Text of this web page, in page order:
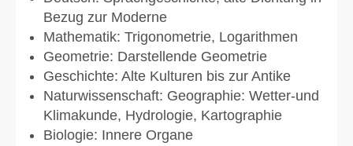
Bezug zur Moderne
Mathematik: Trigonometrie, Logarithmen
Geometrie: Darstellende Geometrie
Geschichte: Alte Kulturen bis zur Antike
Naturwissenschaft: Geographie: Wetter-und
Klimakunde, Hydrologie, Kartographie
Biologie: Innere Organe